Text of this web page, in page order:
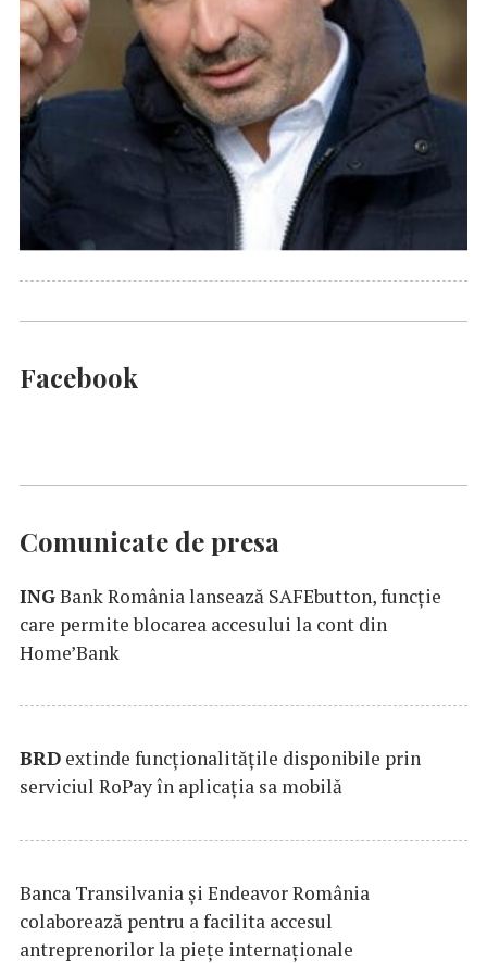
Facebook
Comunicate de presa
INGBank România lansează SAFEbutton, funcţie
care permite blocarea accesului la cont din
Home’Bank
BRD extinde funcţionalităţile disponibile prin
serviciul RoPay în aplicaţia sa mobilă
Banca Transilvania şi Endeavor România
colaborează pentru a facilita accesul
antreprenorilor la pieţe internaţionale